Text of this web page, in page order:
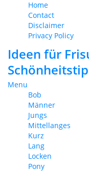
Home
Contact
Disclaimer
Privacy Policy
Ideen für
Menu
Bob
Männer
Jungs
Mittellanges
Kurz
Lang
Locken
Pony